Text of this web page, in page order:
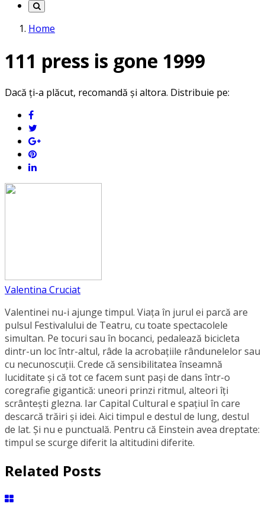
Home
111 press is gone 1999
Dacă ți-a plăcut, recomandă și altora. Distribuie pe:
Valentina Cruciat
Valentinei nu-i ajunge timpul. Viața în jurul ei parcă are
pulsul Festivalului de Teatru, cu toate spectacolele
simultan. Pe tocuri sau în bocanci, pedalează bicicleta
dintr-un loc într-altul, râde la acrobațiile rândunelelor sau
cu necunoscuții. Crede că sensibilitatea înseamnă
luciditate și că tot ce facem sunt pași de dans într-o
coregrafie gigantică: uneori prinzi ritmul, alteori îți
scrântești glezna. Iar Capital Cultural e spațiul în care
descarcă trăiri și idei. Aici timpul e destul de lung, destul
de lat. Și nu e punctuală. Pentru că Einstein avea dreptate:
timpul se scurge diferit la altitudini diferite.
Related Posts